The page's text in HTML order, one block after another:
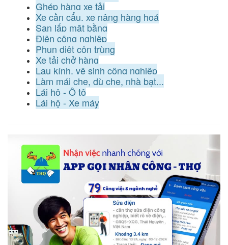
Ghép hàng xe tải
Xe cần cẩu, xe nâng hàng hoá
San lấp mặt bằng
Điện công nghiệp
Phun diệt côn trùng
Xe tải chở hàng
Lau kính, vệ sinh công nghiệp
Làm mái che, dù che, nhà bạt...
Lái hộ - Ô tô
Lái hộ - Xe máy